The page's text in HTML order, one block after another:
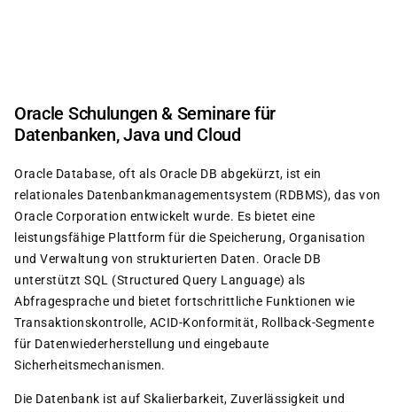
Oracle Schulungen & Seminare für
Datenbanken, Java und Cloud
Oracle Database, oft als Oracle DB abgekürzt, ist ein
relationales Datenbankmanagementsystem (RDBMS), das von
Oracle Corporation entwickelt wurde. Es bietet eine
leistungsfähige Plattform für die Speicherung, Organisation
und Verwaltung von strukturierten Daten. Oracle DB
unterstützt SQL (Structured Query Language) als
Abfragesprache und bietet fortschrittliche Funktionen wie
Transaktionskontrolle, ACID-Konformität, Rollback-Segmente
für Datenwiederherstellung und eingebaute
Sicherheitsmechanismen.
Die Datenbank ist auf Skalierbarkeit, Zuverlässigkeit und